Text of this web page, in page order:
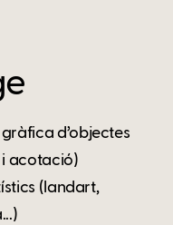
d’objectes
i acotació)
(landart,